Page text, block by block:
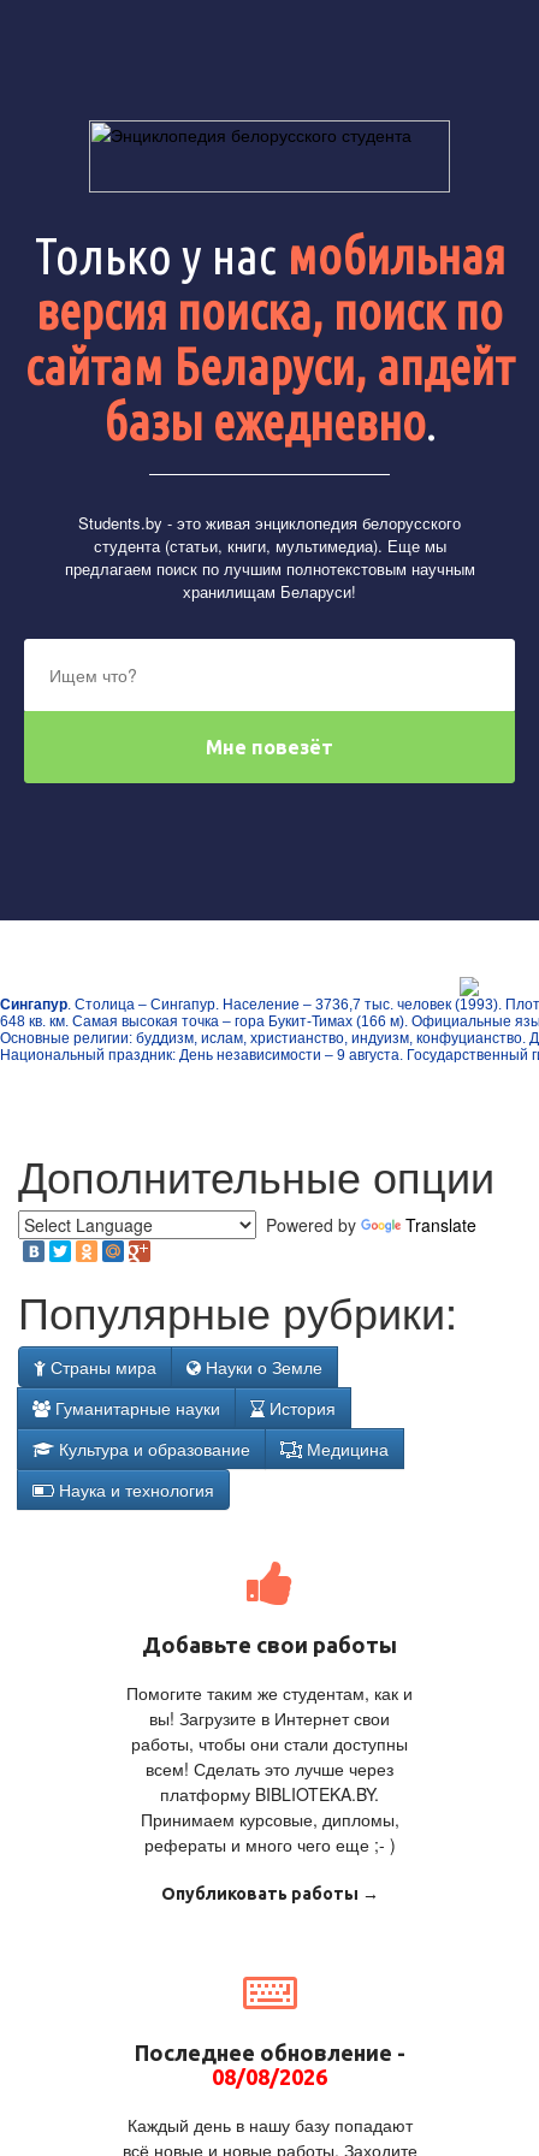
Только у нас мобильная
версия поиска, поиск по
сайтам Беларуси, апдейт
базы ежедневно.
Students.by - это живая энциклопедия белорусского
студента (статьи, книги, мультимедиа). Еще мы
предлагаем поиск по лучшим полнотекстовым научным
хранилищам Беларуси!
Сингапур. Столица – Сингапур. Население – 3736,7 тыс. человек (1993).
648 кв. км. Самая высокая точка – гора Букит-Тимах (166 м). Официальные
Основные религии: буддизм, ислам, христианство, индуизм, конфуцианство.
Национальный праздник: День независимости – 9 августа. Государственный
Дополнительные опции
Powered by Translate
Популярные рубрики:
Страны мира
Науки о Земле
Гуманитарные науки
История
Культура и образование
Медицина
Наука и технология
Добавьте свои работы
Помогите таким же студентам, как и
вы! Загрузите в Интернет свои
работы, чтобы они стали доступны
всем! Сделать это лучше через
платформу BIBLIOTEKA.BY.
Принимаем курсовые, дипломы,
рефераты и много чего еще ;- )
Опубликовать работы →
Последнее обновление -
08/08/2026
Каждый день в нашу базу попадают
всё новые и новые работы. Заходите